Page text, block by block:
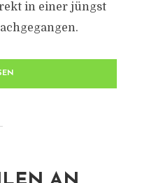
in einer jüngst